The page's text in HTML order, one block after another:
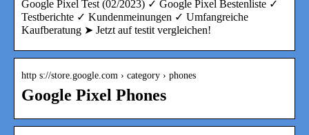
Google Pixel Test (02/2023) ✓ Google Pixel Bestenliste ✓
Testberichte ✓ Kundenmeinungen ✓ Umfangreiche
Kaufberatung ➤ Jetzt auf testit vergleichen!
http s://store.google.com › category › phones
Google Pixel Phones